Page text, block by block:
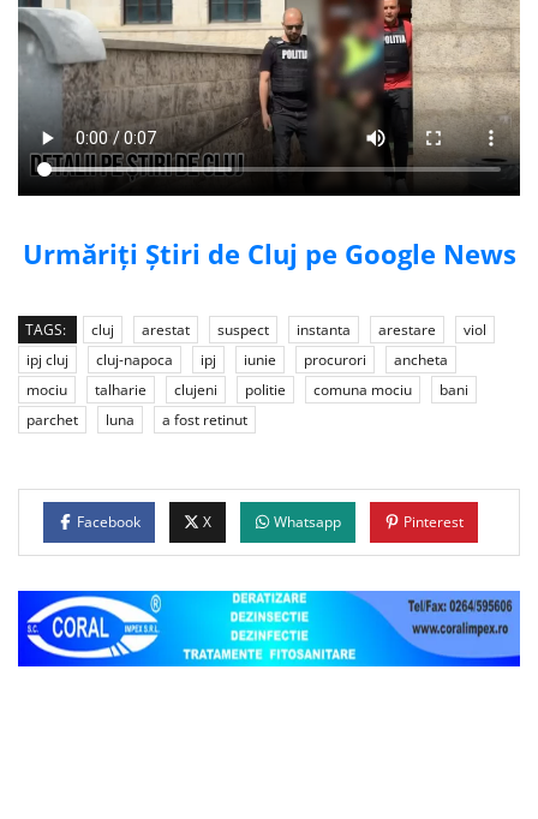
Urmăriți Știri de Cluj pe Google News
TAGS: cluj arestat suspect instanta arestare
viol
ipj cluj
cluj-napoca ipj iunie procurori
ancheta
mociu
talharie clujeni politie comuna mociu
bani
parchet
luna a fost retinut
Facebook X Whatsapp Pinterest